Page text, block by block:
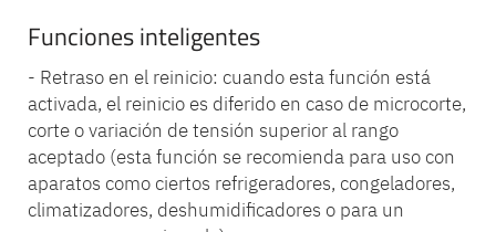
Funciones inteligentes
- Retraso en el reinicio: cuando esta función está
activada, el reinicio es diferido en caso de microcorte,
corte o variación de tensión superior al rango
aceptado (esta función se recomienda para uso con
aparatos como ciertos refrigeradores, congeladores,
climatizadores, deshumidificadores o para un